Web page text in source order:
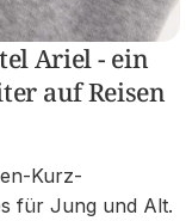
Ariel - ein
auf Reisen
Kurz-
für Jung und Alt.